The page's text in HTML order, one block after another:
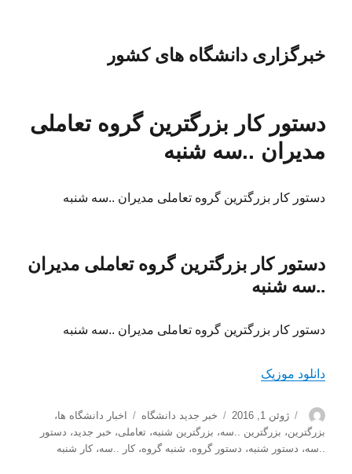
خبرگزاری دانشگاه های کشور
دستور کار بزرگترین گروه تعاملی
مدیران ..سه شنبه
دستور کار بزرگترین گروه تعاملی مدیران ..سه شنبه
دستور کار بزرگترین گروه تعاملی مدیران
..سه شنبه
دستور کار بزرگترین گروه تعاملی مدیران ..سه شنبه
دانلود موزیک
نویسنده
ارسال
شده
در
ژوئن 1, 2016 دسته‌ها
خبر جدید دانشگاه برچسب‌ها
اخبار دانشگاه ها،
بزرگترین، بزرگترین ..سه، بزرگترین شنبه،تعاملی، خبر جدید، دستور
..سه، دستور شنبه، دستور گروه، شنبه گروه،کار ..سه،کار شنبه